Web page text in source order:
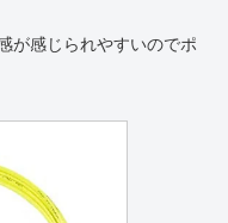
が感じられやすいのでポ